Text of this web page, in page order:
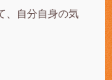
、自分自身の気